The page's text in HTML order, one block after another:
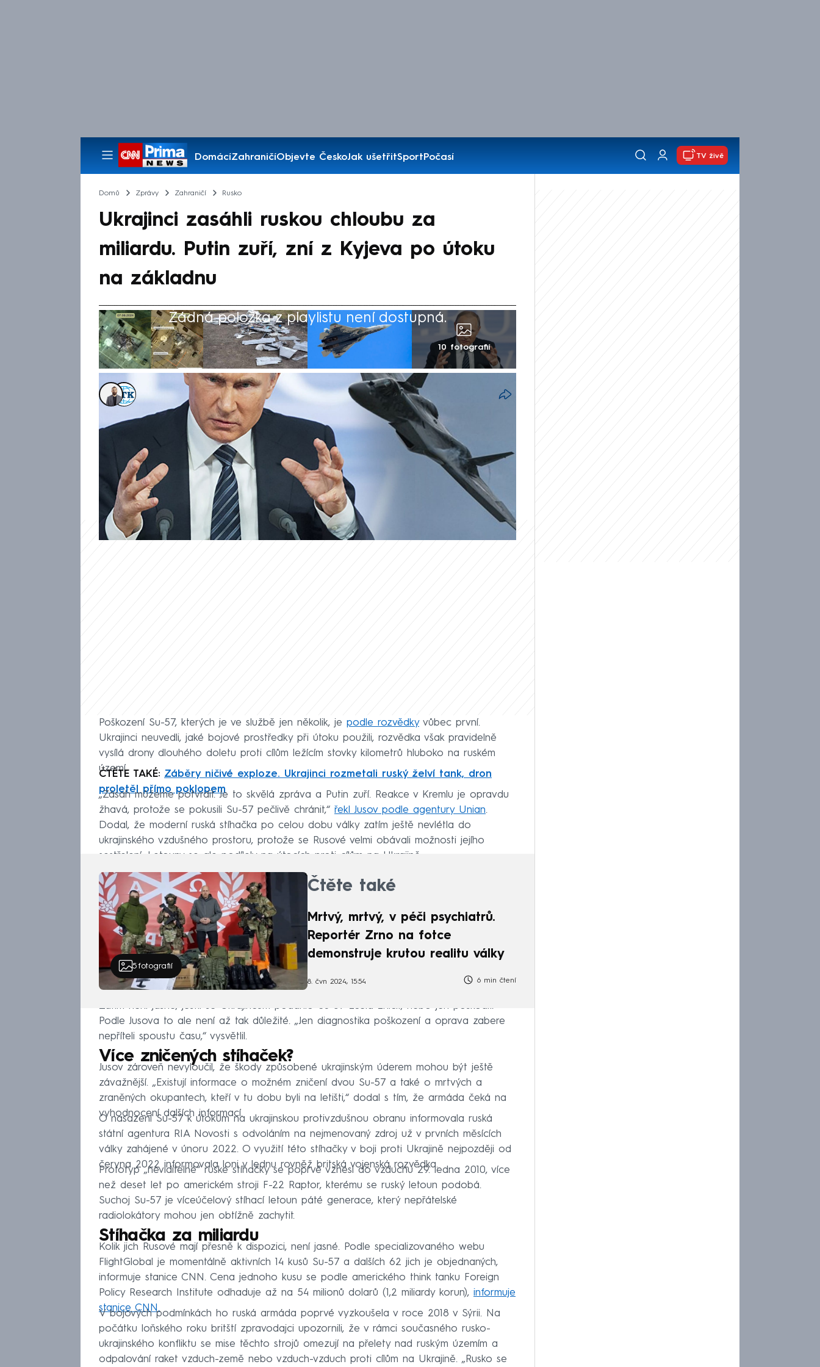
DomácíZahraničíObjevte ČeskoJak ušetřitSportPočasí
Pořady
TV živě
Domů Zprávy Zahraničí Rusko
Ukrajinci zasáhli ruskou chloubu za
miliardu. Putin zuří, zní z Kyjeva po útoku
na základnu
Žádná položka z playlistu není dostupná.
10 fotografií
Alexandr Božilov
ČTK
10. čvn 2024, 15:19
Ukrajinská rozvědka v neděli na svém webu oznámila, že v ruské
Astrachanské oblasti zasáhla na letecké základně v Achtubinsku
stíhačku Su-57, nejmodernější letoun používaný ruským letectvem. Podle
mluvčího ukrajinské vojenské rozvědky HUR Andrije Jusova jde o velkou
ránu pro Kreml. Prezident Vladimir Putin kvůli tomu prý zuří.
Poškození Su-57, kterých je ve službě jen několik, je podle rozvědkyvůbec první.
Ukrajinci neuvedli, jaké bojové prostředky při útoku použili, rozvědka však pravidelně
vysílá drony dlouhého doletu proti cílům ležícím stovky kilometrů hluboko na ruském
území.
ČTĚTE TAKÉ: Záběry ničivé exploze. Ukrajinci rozmetali ruský želví tank, dron
proletěl přímo poklopem
„Zásah můžeme potvrdit. Je to skvělá zpráva a Putin zuří. Reakce v Kremlu je opravdu
žhavá, protože se pokusili Su-57 pečlivě chránit,“ řekl Jusov podle agentury Unian.
Dodal, že moderní ruská stíhačka po celou dobu války zatím ještě nevlétla do
ukrajinského vzdušného prostoru, protože se Rusové velmi obávali možnosti jejího
sestřelení. Letouny se ale podílely na útocích proti cílům na Ukrajině.
5fotografií
Čtěte také
Mrtvý, mrtvý, v péči psychiatrů.
Reportér Zrno na fotce
demonstruje krutou realitu války
8. čvn 2024, 15:54 6 min čtení
Zatím není jasné, jestli se Ukrajincům podařilo Su-57 zcela zničit, nebo jen poškodit.
Podle Jusova to ale není až tak důležité. „Jen diagnostika poškození a oprava zabere
nepříteli spoustu času,“ vysvětlil.
Více zničených stíhaček?
Jusov zároveň nevyloučil, že škody způsobené ukrajinským úderem mohou být ještě
závažnější. „Existují informace o možném zničení dvou Su-57 a také o mrtvých a
zraněných okupantech, kteří v tu dobu byli na letišti,“ dodal s tím, že armáda čeká na
vyhodnocení dalších informací.
O nasazení Su-57 k útokům na ukrajinskou protivzdušnou obranu informovala ruská
státní agentura RIA Novosti s odvoláním na nejmenovaný zdroj už v prvních měsících
války zahájené v únoru 2022. O využití této stíhačky v boji proti Ukrajině nejpozději od
června 2022 informovala loni v lednu rovněž britská vojenská rozvědka.
Prototyp „neviditelné“ ruské stíhačky se poprvé vznesl do vzduchu 29. ledna 2010, více
než deset let po americkém stroji F-22 Raptor, kterému se ruský letoun podobá.
Suchoj Su-57 je víceúčelový stíhací letoun páté generace, který nepřátelské
radiolokátory mohou jen obtížně zachytit.
Stíhačka za miliardu
Kolik jich Rusové mají přesně k dispozici, není jasné. Podle specializovaného webu
FlightGlobal je momentálně aktivních 14 kusů Su-57 a dalších 62 jich je objednaných,
informuje stanice CNN. Cena jednoho kusu se podle amerického think tanku Foreign
Policy Research Institute odhaduje až na 54 milionů dolarů (1,2 miliardy korun), informuje
stanice CNN.
V bojových podmínkách ho ruská armáda poprvé vyzkoušela v roce 2018 v Sýrii. Na
počátku loňského roku britští zpravodajci upozornili, že v rámci současného rusko-
ukrajinského konfliktu se mise těchto strojů omezují na přelety nad ruským územím a
odpalování raket vzduch-země nebo vzduch-vzduch proti cílům na Ukrajině. „Rusko se